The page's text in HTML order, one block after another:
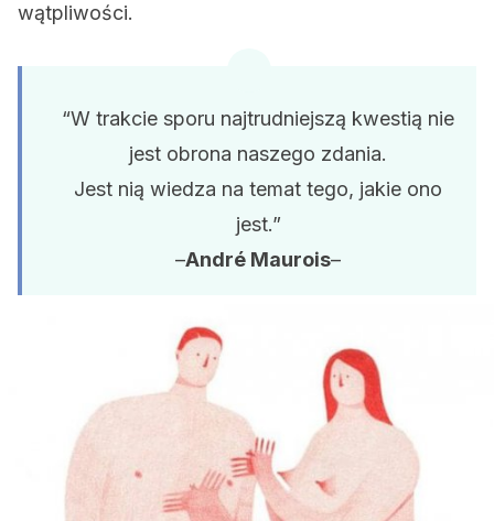
wątpliwości.
“W trakcie sporu najtrudniejszą kwestią nie
jest obrona naszego zdania.
Jest nią wiedza na temat tego, jakie ono
jest.”
–André Maurois–